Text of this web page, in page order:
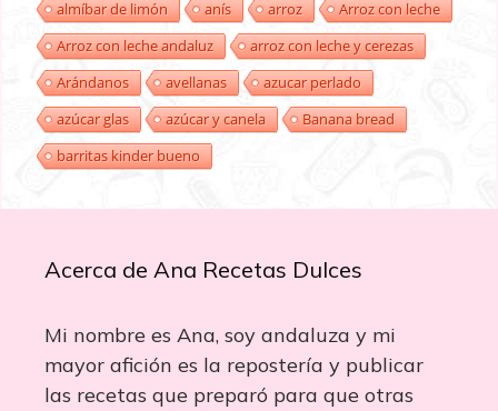
almíbar de limón
anís arroz
Arroz con leche
Arroz con leche andaluz
arroz con leche y cerezas
Arándanos
avellanas
azucar perlado
azúcar glas
azúcar y canela
Banana bread
barritas kinder bueno
Acerca de Ana Recetas Dulces
Mi nombre es Ana, soy andaluza y mi
mayor afición es la repostería y publicar
las recetas que preparó para que otras